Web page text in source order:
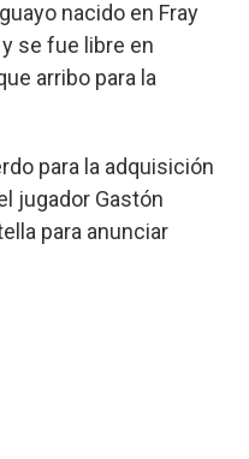
nacido en Fray
se fue libre en
arribo para la
para la adquisición
jugador Gastón
para anunciar